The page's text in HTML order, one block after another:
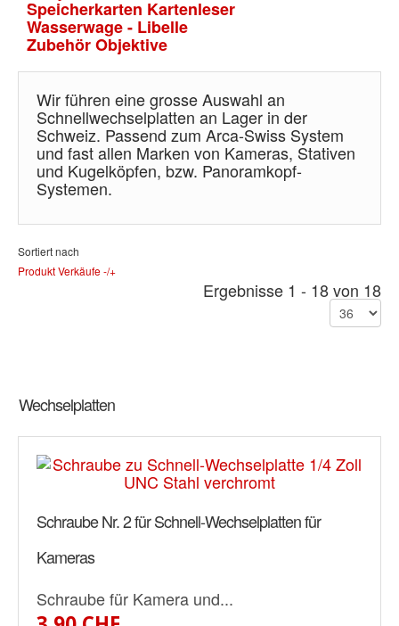
Speicherkarten Kartenleser
Wasserwage - Libelle
Zubehör Objektive
Wir führen eine grosse Auswahl an
Schnellwechselplatten an Lager in der
Schweiz. Passend zum Arca-Swiss System
und fast allen Marken von Kameras, Stativen
und Kugelköpfen, bzw. Panoramkopf-
Systemen.
Sortiert nach
Produkt Verkäufe -/+
Ergebnisse 1 - 18 von 18
Wechselplatten
Schraube Nr. 2 für Schnell-Wechselplatten für
Kameras
Schraube für Kamera und...